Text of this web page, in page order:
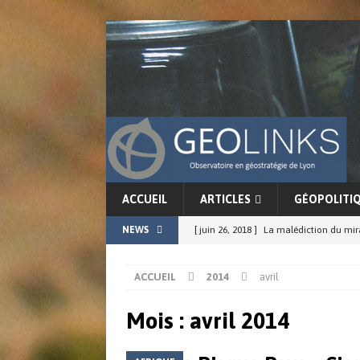
ACCUEIL ARTICLES
NEWS [ juin 26, 2018 ] La malédiction du
[ juin 11, 2018 ] La cohérence de
ACCUEIL 2014 avril
Mois : avril 2014